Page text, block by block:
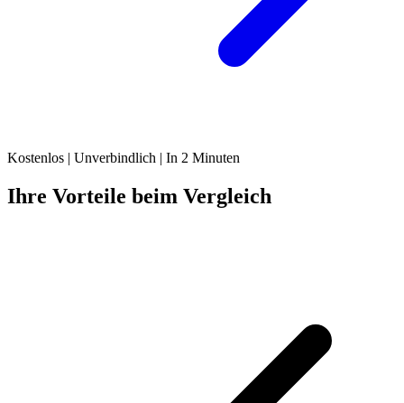
Kostenlos | Unverbindlich | In 2 Minuten
Ihre Vorteile beim Vergleich